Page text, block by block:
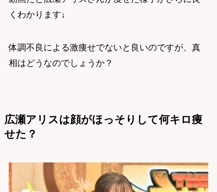
くわかります↓
体調不良による激痩せでないと良いのですが、真
相はどうなのでしょうか？
広瀬アリスは顔がほっそりして何キロ痩
せた？